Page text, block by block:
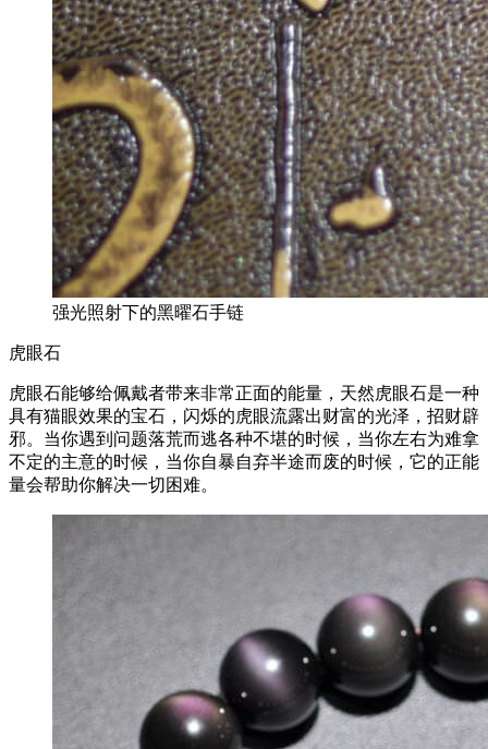
强光照射下的黑曜石手链
虎眼石
虎眼石能够给佩戴者带来非常正面的能量，天然虎眼石是一种
具有猫眼效果的宝石，闪烁的虎眼流露出财富的光泽，招财辟
邪。当你遇到问题落荒而逃各种不堪的时候，当你左右为难拿
不定的主意的时候，当你自暴自弃半途而废的时候，它的正能
量会帮助你解决一切困难。